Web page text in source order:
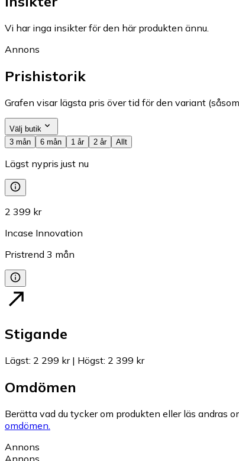
Vi har inga insikter för den här produkten ännu.
Annons
Prishistorik
Grafen visar lägsta pris över tid för den variant
Välj butik
3 mån
6 mån 1 år 2 år Allt
Lägst nypris just nu
2 399 kr
Incase Innovation
Pristrend 3 mån
Stigande
Lägst: 2 299 kr| Högst: 2 399 kr
Omdömen
Berätta vad du tycker om produkten eller läs andras
omdömen.
Annons
Annons